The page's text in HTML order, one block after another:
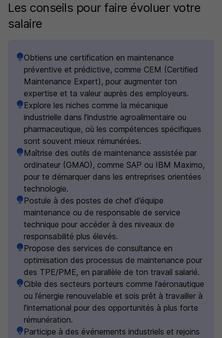
Les conseils pour faire évoluer votre
salaire
Obtiens une certification en maintenance
préventive et prédictive, comme CEM (Certified
Maintenance Expert), pour augmenter ton
expertise et ta valeur auprès des employeurs.
Explore les niches comme la mécanique
industrielle dans l’industrie agroalimentaire ou
pharmaceutique, où les compétences spécifiques
sont souvent mieux rémunérées.
Maîtrise des outils de maintenance assistée par
ordinateur (GMAO), comme SAP ou IBM Maximo,
pour te démarquer dans les entreprises orientées
technologie.
Postule à des postes de chef d’équipe
maintenance ou de responsable de service
technique pour accéder à des niveaux de
responsabilité plus élevés.
Propose des services de consultance en
optimisation des processus de maintenance pour
des TPE/PME, en parallèle de ton travail salarié.
Cible des secteurs porteurs comme l’aéronautique
ou l’énergie renouvelable et sois prêt à travailler à
l’international pour des opportunités à plus forte
rémunération.
Participe à des événements industriels et rejoins